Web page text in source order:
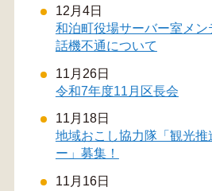
12月4日
和泊町役場サーバー室メン
話機不通について
11月26日
令和7年度11月区長会
11月18日
地域おこし協力隊「観光推
ー」募集！
11月16日